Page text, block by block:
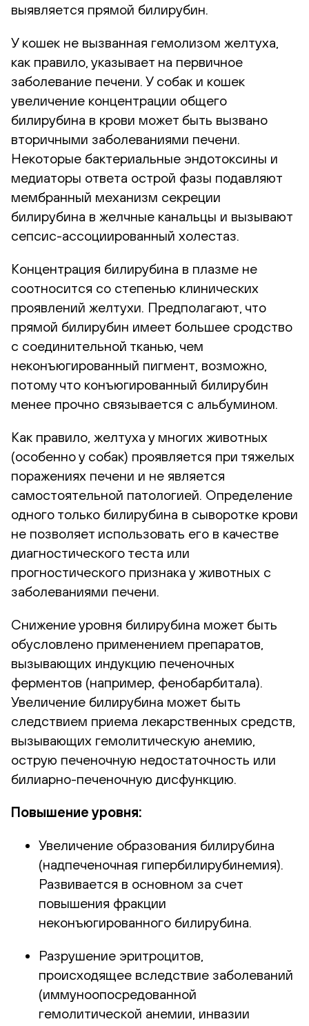
выявляется прямой билирубин.
У кошек не вызванная гемолизом желтуха,
как правило, указывает на первичное
заболевание печени. У собак и кошек
увеличение концентрации общего
билирубина в крови может быть вызвано
вторичными заболеваниями печени.
Некоторые бактериальные эндотоксины и
медиаторы ответа острой фазы подавляют
мембранный механизм секреции
билирубина в желчные канальцы и вызывают
сепсис-ассоциированный холестаз.
Концентрация билирубина в плазме не
соотносится со степенью клинических
проявлений желтухи. Предполагают, что
прямой билирубин имеет большее сродство
с соединительной тканью, чем
неконъюгированный пигмент, возможно,
потому что конъюгированный билирубин
менее прочно связывается с альбумином.
Как правило, желтуха у многих животных
(особенно у собак) проявляется при тяжелых
поражениях печени и не является
самостоятельной патологией. Определение
одного только билирубина в сыворотке крови
не позволяет использовать его в качестве
диагностического теста или
прогностического признака у животных с
заболеваниями печени.
Снижение уровня билирубина может быть
обусловлено применением препаратов,
вызывающих индукцию печеночных
ферментов (например, фенобарбитала).
Увеличение билирубина может быть
следствием приема лекарственных средств,
вызывающих гемолитическую анемию,
острую печеночную недостаточность или
билиарно-печеночную дисфункцию.
Повышение уровня:
Увеличение образования билирубина
(надпеченочная гипербилирубинемия).
Развивается в основном за счет
повышения фракции
неконъюгированного билирубина.
Разрушение эритроцитов,
происходящее вследствие заболеваний
(иммуноопосредованной
гемолитической анемии, инвазии